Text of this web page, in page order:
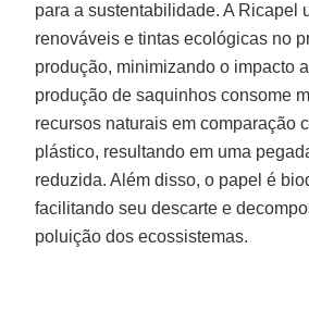
para a sustentabilidade. A Ricapel
renováveis e tintas ecológicas no
produção, minimizando o impacto
produção de saquinhos consome
recursos naturais em comparação
plástico, resultando em uma
reduzida. Além disso, o papel é
facilitando seu descarte e
poluição dos ecossistemas.